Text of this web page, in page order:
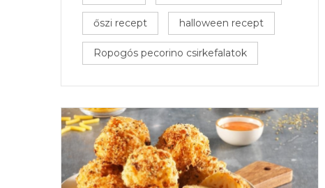
őszi recept halloween recept
Ropogós pecorino csirkefalatok